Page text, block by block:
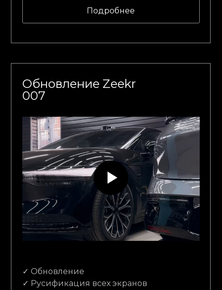
Подробнее
Обновление Zeekr
007
✓ Обновление
✓ Русификация всех экранов